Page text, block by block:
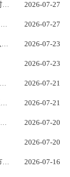
清水绕村郭 活水润万家——生态环境部农村生态环境管理培训班叶县实践教学交流侧记 2026-07-27
应河获评省级美丽幸福河湖——碧波悠悠向东流 两岸烟火处处新 2026-07-27
2026年平顶山市生态环境综合行政执法支队第二季度排污单位抽查公示 2026-07-23
2026-07-23
关于平顶山市2026年重点行业绩效分级A级、B级和绩效引领性企业评定结果的公示 2026-07-21
平顶山市乡镇空气自动站监控平台运维第三方服务项目竞争性谈判成交结果公示 2026-07-21
黑臭水体“焕新颜”河南叶县农村小微水体治理赋能乡村振兴 2026-07-20
2026-07-20
习近平在上海考察时强调 全面践行人民城市理念 高质量推进城市更新 2026-07-16